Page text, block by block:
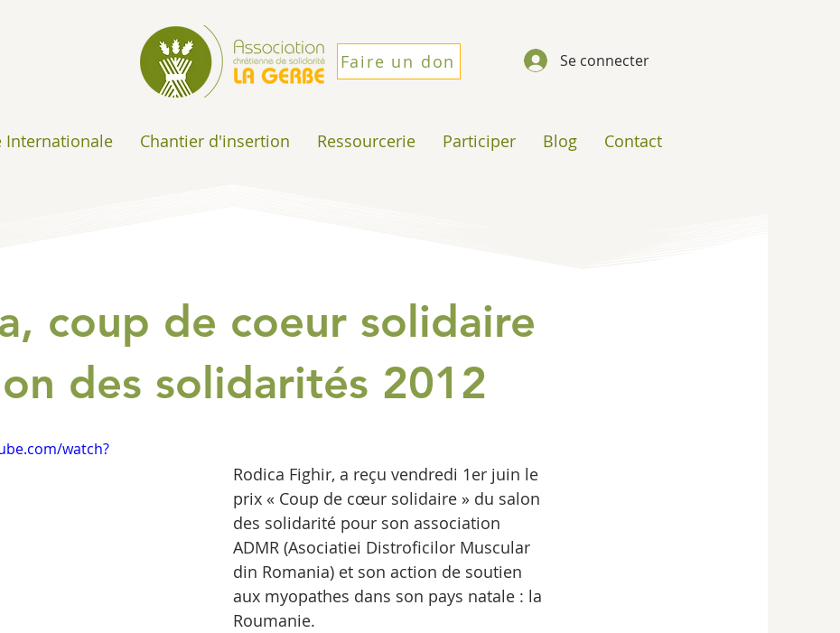
Se connecter
Faire un don
Internationale Chantier d'insertion Ressourcerie Participer Blog Contact
coup de coeur solidaire
des solidarités 2012
watch?
Rodica Fighir, a reçu vendredi 1er juin le
prix « Coup de cœur solidaire » du salon
des solidarité pour son association
ADMR (Asociatiei Distroficilor Muscular
din Romania) et son action de soutien
aux myopathes dans son pays natale : la
Roumanie.